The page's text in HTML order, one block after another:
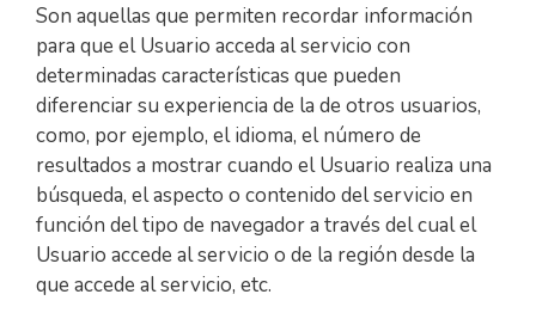
Son aquellas que permiten recordar información
para que el Usuario acceda al servicio con
determinadas características que pueden
diferenciar su experiencia de la de otros usuarios,
como, por ejemplo, el idioma, el número de
resultados a mostrar cuando el Usuario realiza una
búsqueda, el aspecto o contenido del servicio en
función del tipo de navegador a través del cual el
Usuario accede al servicio o de la región desde la
que accede al servicio, etc.